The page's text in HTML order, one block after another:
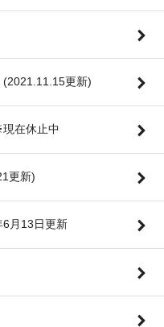
更新)
在休止中
更新)
月13日更新